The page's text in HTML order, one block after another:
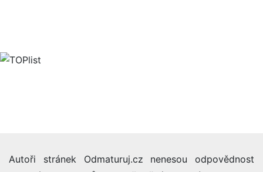
Autoři stránek Odmaturuj.cz nenesou odpovědnost